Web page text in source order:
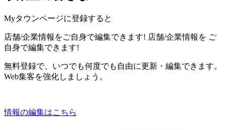
Myタウンページに登録すると
店舗/企業情報をご自身で編集できます! 店舗/企業情報を ご
自身で編集できます!
無料登録で、いつでも何度でも自由に更新・編集できます。
Web集客を強化しましょう。
情報の編集はこちら